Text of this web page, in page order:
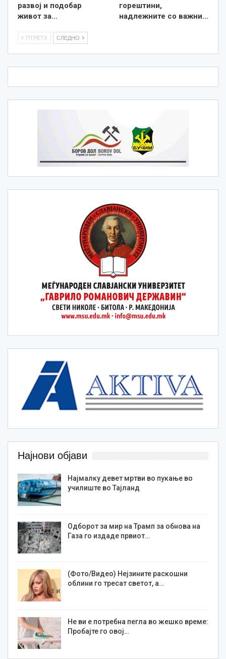
развој и подобар
живот за…
горештини,
надлежните со важни…
ПТРЕТХ СЛЕДНО
Најнови објави
Најмалку девет мртви во пукање во
училиште во Тајланд
Одборот за мир на Трамп за обнова на
Газа го издаде првиот…
(Фото/Видео) Нејзините раскошни
облини го тресат светот, а…
Не ви е потребна пегла во жешко време:
Пробајте го овој…